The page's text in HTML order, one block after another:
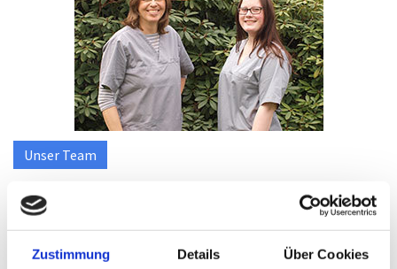
Zustimmung Details Über Cookies
Unser Team